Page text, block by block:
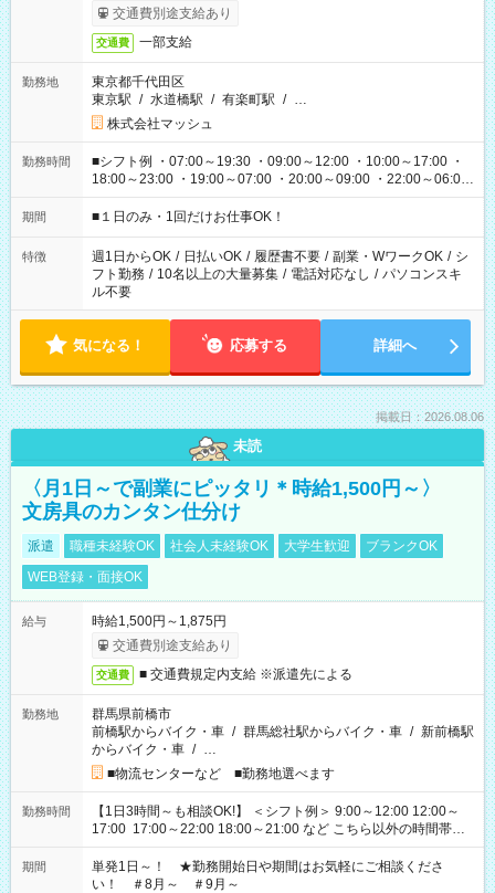
交通費別途支給あり
交通費 一部支給
勤務地
東京都千代田区
東京駅 / 水道橋駅 / 有楽町駅 / …
株式会社マッシュ
勤務時間
■シフト例 ・07:00～19:30 ・09:00～12:00 ・10:00～17:00 ・
18:00～23:00 ・19:00～07:00 ・20:00～09:00 ・22:00～06:00
etc ★最短で3時間で5,120円のお仕事から 15時間で2万円近く稼
げるお仕事も！ ご希望のお時間に合わせてご紹介！ ※シフトは
ください！
期間 ■１日のみ・1回だけお仕事OK！
特徴 週1日からOK / 日払いOK / 履歴書不要 / 副業・WワークOK / シ
フト勤務 / 10名以上の大量募集 / 電話対応なし / パソコンスキ
ル不要
気になる！ 応募する 詳細へ
掲載日：2026.08.06
未読
〈月1日～で副業にピッタリ＊時給1,500円～〉
文房具のカンタン仕分け
派遣 職種未経験OK 社会人未経験OK 大学生歓迎
ブランクOK
WEB登録・面接OK
給与
時給1,500円～1,875円
交通費別途支給あり
交通費 ■ 交通費規定内支給 ※派遣先による
勤務地
群馬県前橋市
前橋駅からバイク・車 / 群馬総社駅からバイク・車 / 新前橋駅
からバイク・車 / …
■物流センターなど ■勤務地選べます
勤務時間
【1日3時間～も相談OK!】 ＜シフト例＞ 9:00～12:00 12:00～
17:00 17:00～22:00 18:00～21:00 など こちら以外の時間帯も
お気軽にご相談ください！
期間
単発1日～！ ★勤務開始日や期間はお気軽にご相談くださ
い！ ＃8月～ ＃9月～